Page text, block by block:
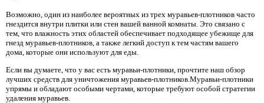
Возможно, один из наиболее вероятных из трех муравьев-плотников часто
гнездится внутри плитки или стен вашей ванной комнаты. Это связано с
тем, что влажность этих областей обеспечивает подходящее убежище для
гнезд муравьев-плотников, а также легкий доступ к тем частям вашего
дома, которые они используют для еды.
Если вы думаете, что у вас есть муравьи-плотники, прочтите наш обзор
лучших средств для уничтожения муравьев-плотников.Муравьи-плотники
упрямы и обладают особыми чертами, которые требуют особой стратегии
удаления муравьев.